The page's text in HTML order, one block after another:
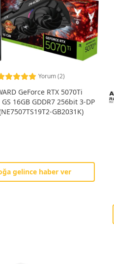
Yorum (2)
GeForce RTX 5070Ti
16GB GDDR7 256bit 3-DP
GB2031K)
gelince haber ver